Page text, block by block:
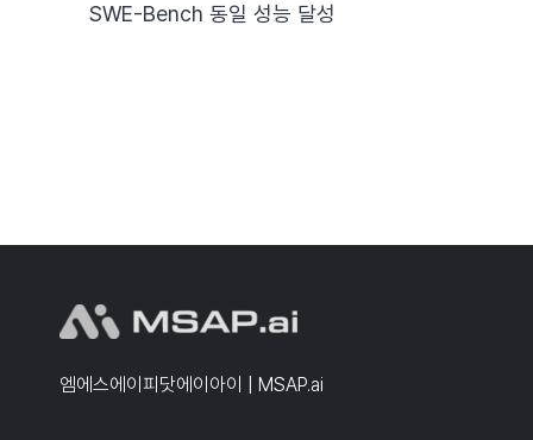
Search
SWE-Bench 동일 성능 달성
엠에스에이피닷에이아이 | MSAP.ai